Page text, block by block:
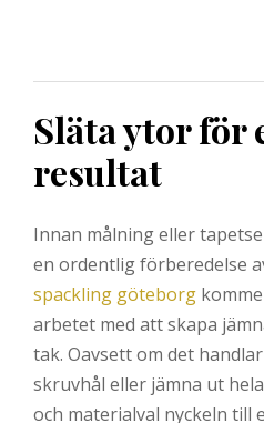
Släta ytor för
resultat
Innan målning eller
en ordentlig förberedelse
spackling göteborg
arbetet med att skapa
tak. Oavsett om det
skruvhål eller jämna ut
och materialval nyckeln